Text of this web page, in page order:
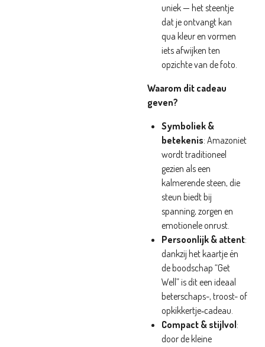
uniek — het steentje
dat je ontvangt kan
qua kleur en vormen
iets afwijken ten
opzichte van de foto.
Waarom dit cadeau
geven?
Symboliek &
betekenis: Amazoniet
wordt traditioneel
gezien als een
kalmerende steen, die
steun biedt bij
spanning, zorgen en
emotionele onrust.
Persoonlijk & attent:
dankzij het kaartje én
de boodschap “Get
Well” is dit een ideaal
beterschaps-, troost- of
opkikkertje‑cadeau.
Compact & stijlvol:
door de kleine